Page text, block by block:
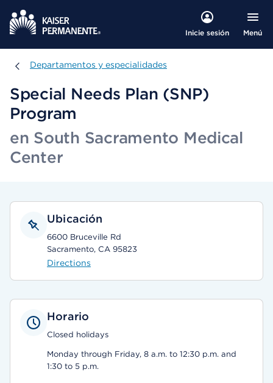
Inicie sesión Menú
Departamentos y especialidades
Departamentos y especialidades
Special Needs Plan (SNP)
Program
en South Sacramento Medical
Center
Ubicación
6600 Bruceville Rd
Sacramento, CA 95823
Directions
Horario
Closed holidays
Monday through Friday, 8 a.m. to 12:30 p.m. and
1:30 to 5 p.m.